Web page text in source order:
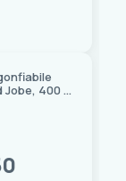
Jobe, 400 x